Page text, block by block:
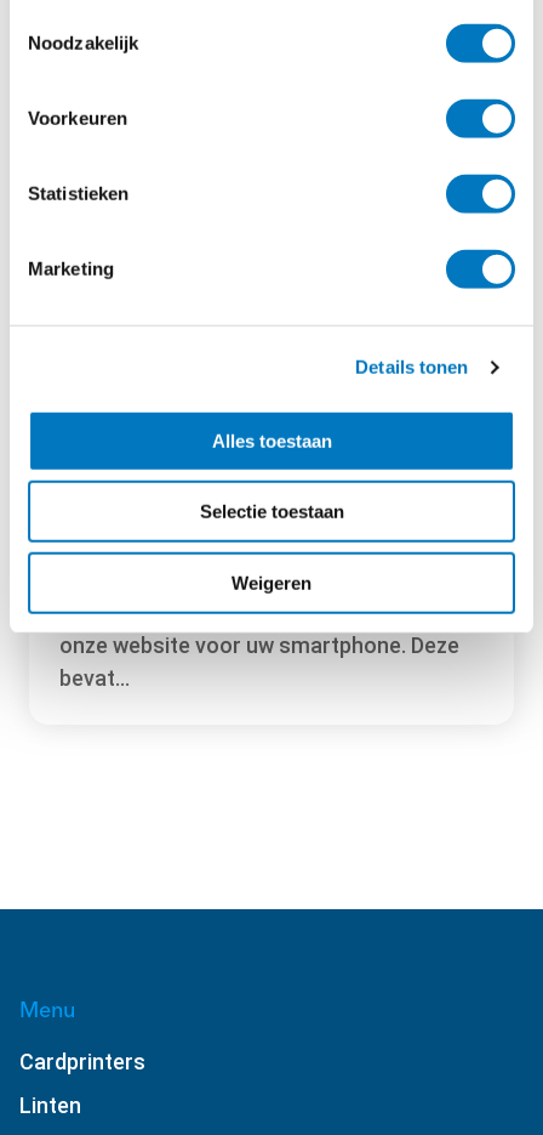
Noodzakelijk
Voorkeuren
Statistieken
Marketing
Details tonen
Alles toestaan
Selectie toestaan
Weigeren
Op zaterdag 2 september jl. is er een
overeenkomst afgesloten met voetbalclub
Evolis-Nederland neemt deel aan
Nederland met een stand aanwezig op de
08 augustus 2013
Vanaf heden is er een speciale versie van
onze website voor uw smartphone. Deze
bevat...
Menu
Cardprinters
Linten